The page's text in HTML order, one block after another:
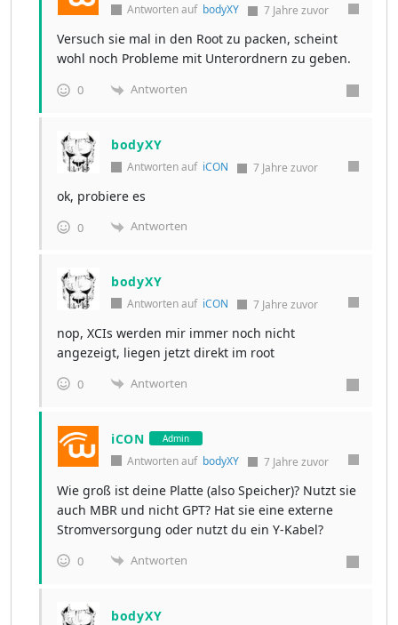
Antworten auf bodyXY 7 Jahre zuvor
Versuch sie mal in den Root zu packen, scheint
wohl noch Probleme mit Unterordnern zu geben.
0 Antworten
bodyXY
Antworten auf iCON 7 Jahre zuvor
ok, probiere es
0 Antworten
bodyXY
Antworten auf iCON 7 Jahre zuvor
nop, XCIs werden mir immer noch nicht
angezeigt, liegen jetzt direkt im root
0 Antworten
iCON Admin
Antworten auf bodyXY 7 Jahre zuvor
Wie groß ist deine Platte (also Speicher)? Nutzt sie
auch MBR und nicht GPT? Hat sie eine externe
Stromversorgung oder nutzt du ein Y-Kabel?
0 Antworten
bodyXY